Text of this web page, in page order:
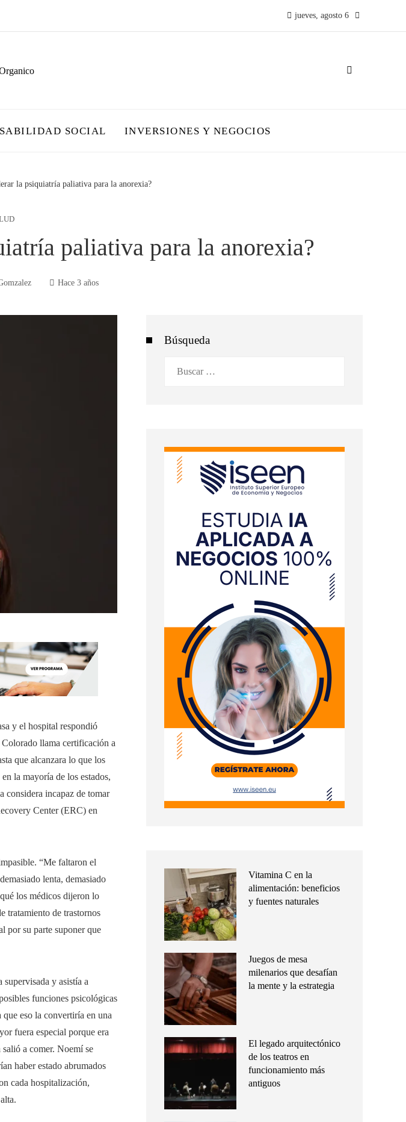
jueves, agosto 6
SOCIAL INVERSIONES Y NEGOCIOS
la psiquiatría paliativa para la anorexia?
paliativa para la anorexia?
Hace 3 años
y el hospital respondió
llama certificación a
que alcanzara lo que los
la mayoría de los estados,
considera incapaz de tomar
Center (ERC) en
“Me faltaron el
lenta, demasiado
los médicos dijeron lo
tratamiento de trastornos
por su parte suponer que
y asistía a
funciones psicológicas
eso la convertiría en una
fuera especial porque era
a comer. Noemí se
haber estado abrumados
cada hospitalización,
Búsqueda
Vitamina C en la
alimentación: beneficios
y fuentes naturales
Juegos de mesa
milenarios que desafían
la mente y la estrategia
El legado arquitectónico
de los teatros en
funcionamiento más
antiguos